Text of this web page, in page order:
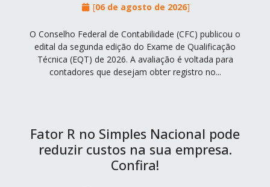
[06 de agosto de 2026]
O Conselho Federal de Contabilidade (CFC) publicou o
edital da segunda edição do Exame de Qualificação
Técnica (EQT) de 2026. A avaliação é voltada para
contadores que desejam obter registro no...
Fator R no Simples Nacional pode
reduzir custos na sua empresa.
Confira!